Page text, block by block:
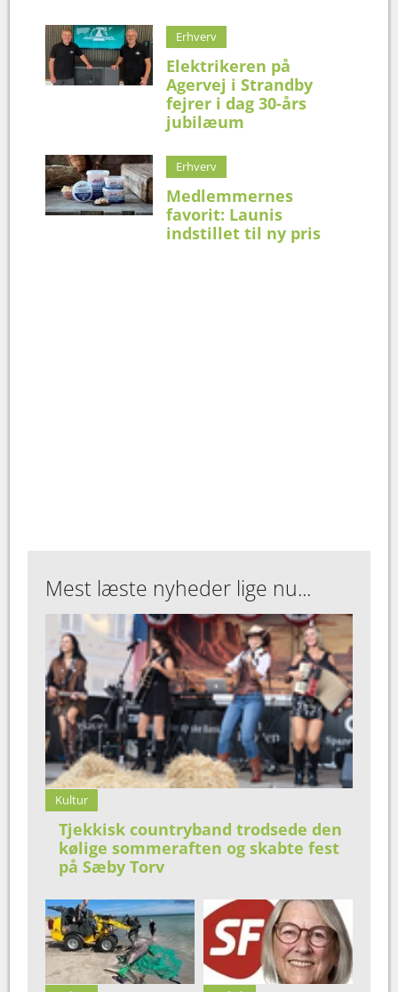
Erhverv
Elektrikeren på
Agervej i Strandby
fejrer i dag 30-års
jubilæum
Erhverv
Medlemmernes
favorit: Launis
indstillet til ny pris
Mest læste nyheder lige nu...
Kultur
Tjekkisk countryband trodsede den
kølige sommeraften og skabte fest
på Sæby Torv